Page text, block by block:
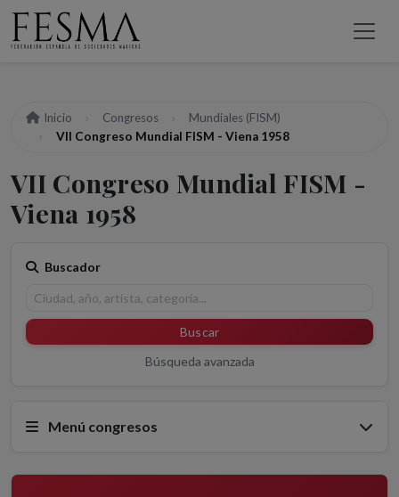
Inicio Congresos
Mundiales (FISM)
VII Congreso Mundial FISM - Viena 1958
VII Congreso Mundial FISM -
Viena 1958
Buscador
Buscar
Búsqueda avanzada
Menú congresos